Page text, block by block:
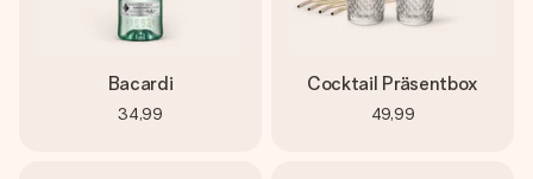
Bacardi
34,99
Cocktail Präsentbox
49,99